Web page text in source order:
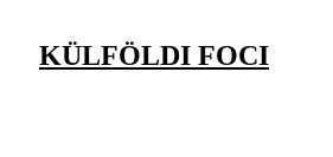
KÜLFÖLDI FOCI